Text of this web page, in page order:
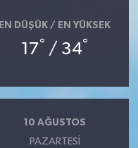
EN DÜŞÜK / EN YÜKSEK
17° / 34°
10 AĞUSTOS
PAZARTESI